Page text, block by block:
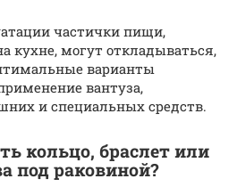
частички пищи,
кухне, могут откладываться,
варианты
вантуза,
и специальных средств.
кольцо, браслет или
под раковиной?